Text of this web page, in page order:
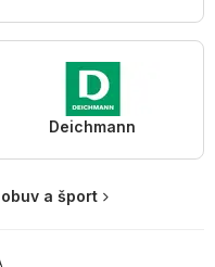
Deichmann
a šport